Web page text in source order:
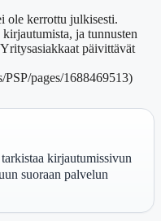
ole kerrottu julkisesti.
ja tunnusten
päivittävät
PSP/pages/1688469513)
kirjautumissivun
suoraan palvelun